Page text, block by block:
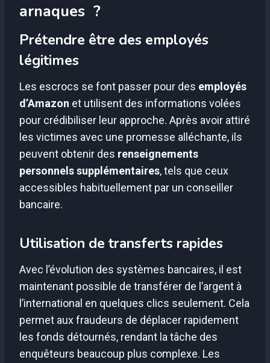
arnaques ?
Prétendre être des employés
légitimes
Les escrocs se font passer pour des employés
d’Amazon et utilisent des informations volées
pour crédibiliser leur approche. Après avoir attiré
les victimes avec une promesse alléchante, ils
peuvent obtenir des renseignements
personnels supplémentaires, tels que ceux
accessibles habituellement par un conseiller
bancaire.
Utilisation de transferts rapides
Avec l’évolution des systèmes bancaires, il est
maintenant possible de transférer de l’argent à
l’international en quelques clics seulement. Cela
permet aux fraudeurs de déplacer rapidement
les fonds détournés, rendant la tâche des
enquêteurs beaucoup plus complexe. Les